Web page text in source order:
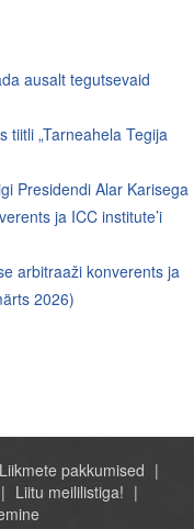
ausalt tegutsevaid
tiitli „Tarneahela Tegija
Presidendi Alar Karisega
ja ICC institute’i
arbitraaži konverents ja
2026)
Liikmete pakkumised
Liitu meililistiga!